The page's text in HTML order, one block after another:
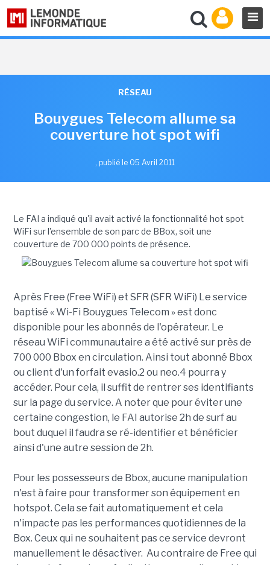
RÉSEAU
Bouygues Telecom allume sa
couverture hot spot wifi
, publié le 05 Avril 2011
Le FAI a indiqué qu'il avait activé la fonctionnalité hot spot
WiFi sur l'ensemble de son parc de BBox, soit une
couverture de 700 000 points de présence.
Après Free (Free WiFi) et SFR (SFR WiFi) Le service
baptisé « Wi-Fi Bouygues Telecom » est donc
disponible pour les abonnés de l'opérateur. Le
réseau WiFi communautaire a été activé sur près de
700 000 Bbox en circulation. Ainsi tout abonné Bbox
ou client d'un forfait evasio.2 ou neo.4 pourra y
accéder. Pour cela, il suffit de rentrer ses identifiants
sur la page du service. A noter que pour éviter une
certaine congestion, le FAI autorise 2h de surf au
bout duquel il faudra se ré-identifier et bénéficier
ainsi d'une autre session de 2h.
Pour les possesseurs de Bbox, aucune manipulation
n'est à faire pour transformer son équipement en
hotspot. Cela se fait automatiquement et cela
n'impacte pas les performances quotidiennes de la
Box. Ceux qui ne souhaitent pas ce service devront
manuellement le désactiver. Au contraire de Free qui